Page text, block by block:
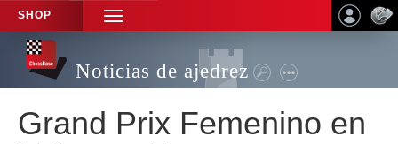
SHOP
TOGGLE
NAVIGATION
Noticias de ajedrez
Grand Prix Femenino en